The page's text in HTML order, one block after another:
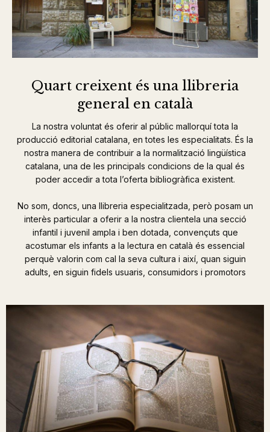
Quart creixent és una llibreria
general en català
La nostra voluntat és oferir al públic mallorquí tota la
producció editorial catalana, en totes les especialitats. És la
nostra manera de contribuir a la normalització lingüística
catalana, una de les principals condicions de la qual és
poder accedir a tota l’oferta bibliogràfica existent.
No som, doncs, una llibreria especialitzada, però posam un
interès particular a oferir a la nostra clientela una secció
infantil i juvenil ampla i ben dotada, convençuts que
acostumar els infants a la lectura en català és essencial
perquè valorin com cal la seva cultura i així, quan siguin
adults, en siguin fidels usuaris, consumidors i promotors